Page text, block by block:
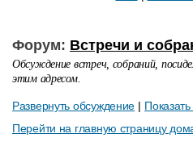
Форум: Встречи и
Обсуждение встреч, собраний,
этим адресом.
Развернуть обсуждение |
Перейти на главную страницу